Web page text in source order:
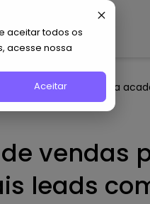
aceitar todos os
acesse nossa
Aceitar
de IA de vendas para
vendas
leads